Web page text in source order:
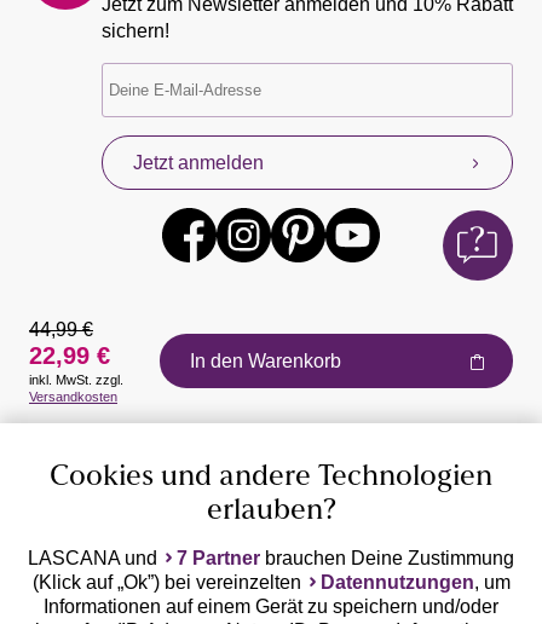
Jetzt zum Newsletter anmelden und 10% Rabatt
sichern!
Jetzt anmelden
Auszeichnungen
Geprüfte Sicherheit
44,99 €
22,99 €
inkl. MwSt. zzgl.
Versandkosten
In den Warenkorb
Cookies und andere Technologien
erlauben?
LASCANA und 7 Partner brauchen Deine Zustimmung
(Klick auf „Ok”) bei vereinzelten
Datennutzungen, um
Informationen auf einem Gerät zu speichern und/oder